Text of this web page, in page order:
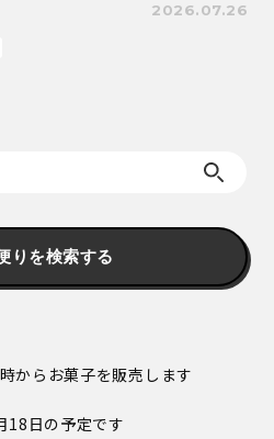
2026.07.26
りを検索する
からお菓子を販売します
18日の予定です